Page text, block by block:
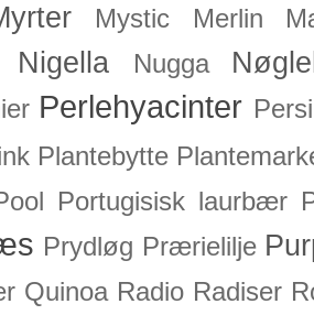
Mystic Merlin
Nigella Nugga
Perlehyacinter
Plantebytte
Portugisisk laurbær
Prydløg Prærielilje
Quinoa Radio Radiser